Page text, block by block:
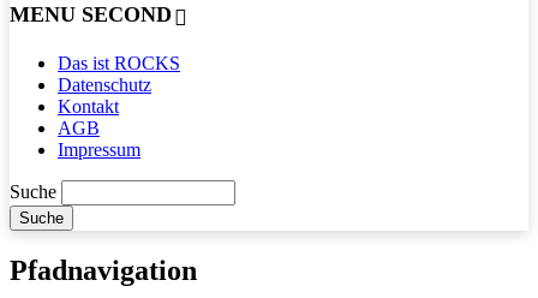
MENU SECOND
Das ist ROCKS
Datenschutz
Kontakt
AGB
Impressum
Suche
Pfadnavigation